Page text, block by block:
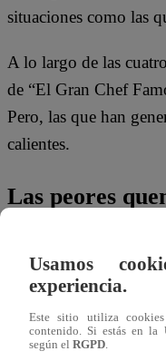
situaciones como las
A lo largo de las
de “El Gran Chef
Pero, las que han
calientes.
Las peores
uno de los favoritos
En la semifinal, el
Usamos
experiencia.
Este sitio utiliza
contenido. Si estás en la
según el RGPD